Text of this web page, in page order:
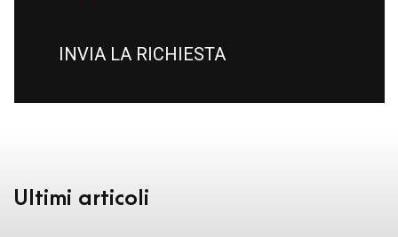
INVIA LA RICHIESTA
Ultimi articoli